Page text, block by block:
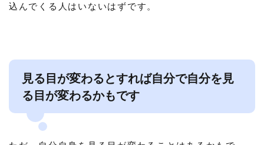
込んでくる人はいないはずです。
見る目が変わるとすれば自分で自分を見
る目が変わるかもです